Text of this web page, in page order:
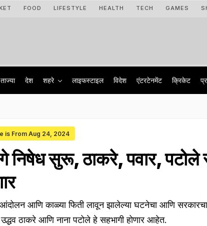
FOOD LIFESTYLE HEALTH TECH GAMES
ताज्या देश शहरे लाइफस्टाइल विदेश एंटरटेनमेंट क्रिकेट
is From Aug 24, 2024
निषेध सुरू, ठाकरे, पवार, पटोले
आणि काळ्या फिती लावून झालेल्या घटनेचा आणि
ठाकरे आणि नाना पटोले हे सहभागी होणार आहेत.